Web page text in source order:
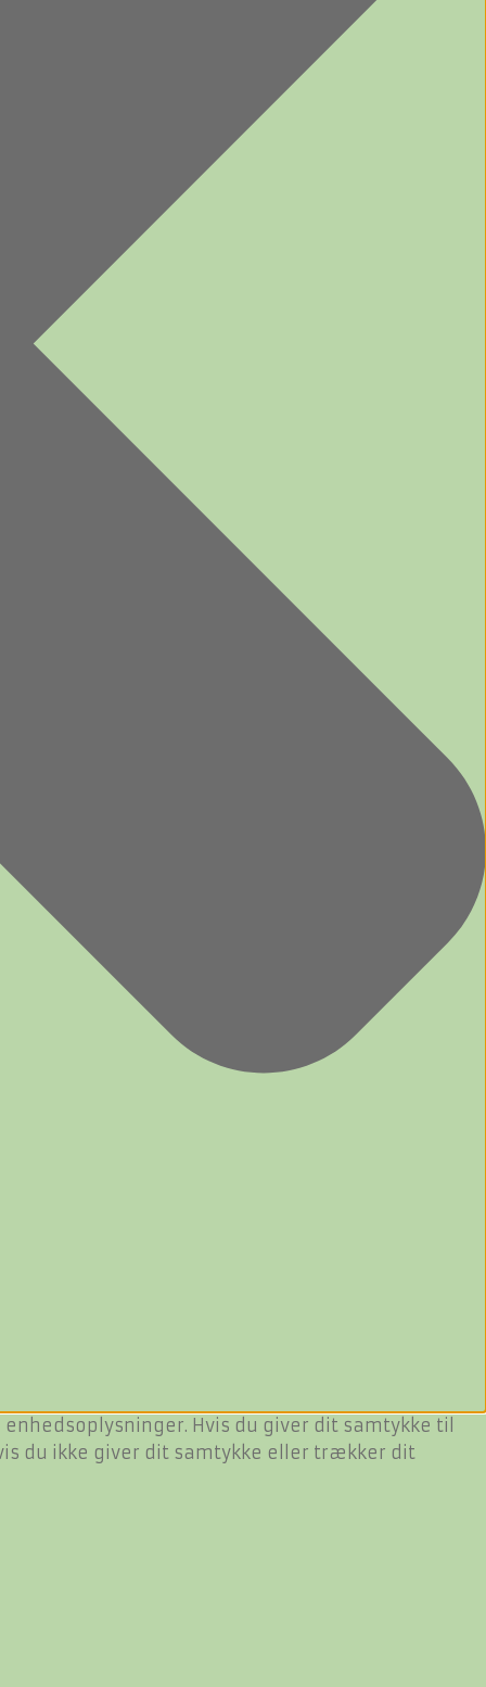
Hvis du giver dit samtykke til
du ikke giver dit samtykke eller trækker dit